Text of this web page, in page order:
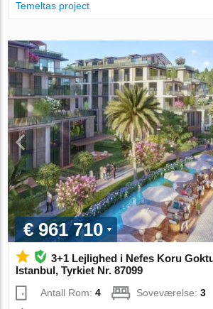
Temeltas project
€ 961 710
3+1 Lejlighed i Nefes Koru
Istanbul, Tyrkiet Nr. 87099
Antall Rom:4 Soveværelse:3